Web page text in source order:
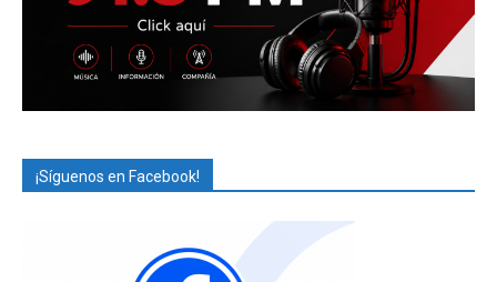
¡Síguenos en Facebook!